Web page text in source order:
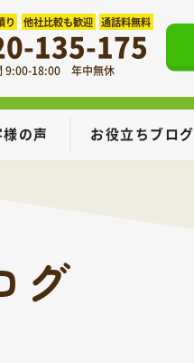
り 他社比較も歓迎 通話料無料
135-175
9:00-18:00 年中無休
の声 お役立ちブログ
グ